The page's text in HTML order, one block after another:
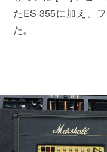
たES-355に加え、
た。